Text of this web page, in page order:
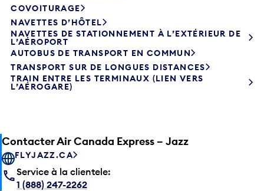
COVOITURAGE
NAVETTES D’HÔTEL
NAVETTES DE STATIONNEMENT À L’EXTÉRIEUR DE
L’AÉROPORT
AUTOBUS DE TRANSPORT EN COMMUN
TRANSPORT SUR DE LONGUES DISTANCES
TRAIN ENTRE LES TERMINAUX (LIEN VERS
L’AÉROGARE)
Contacter Air Canada Express – Jazz
FLYJAZZ.CA
Service à la clientele:
1 (888) 247-2262